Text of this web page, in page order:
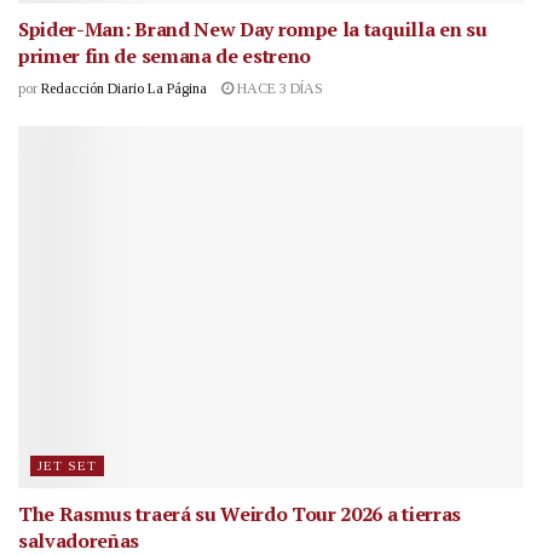
Spider-Man: Brand New Day rompe la taquilla en su
primer fin de semana de estreno
por Redacción Diario La Página HACE 3 DÍAS
JET SET
The Rasmus traerá su Weirdo Tour 2026 a tierras
salvadoreñas